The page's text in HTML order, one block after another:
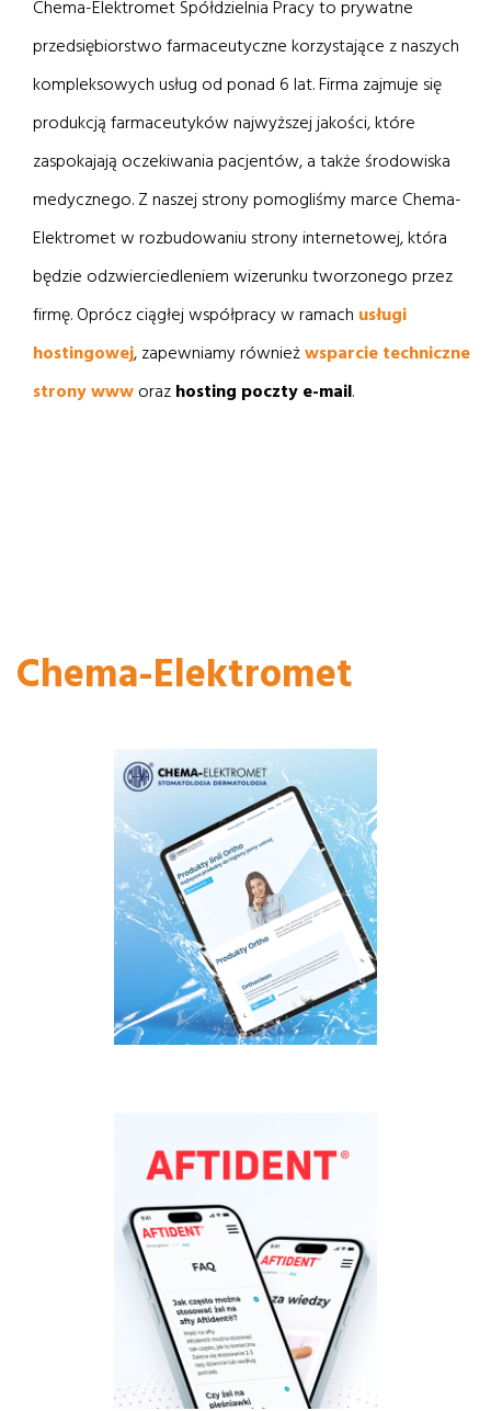
Chema-Elektromet Spółdzielnia Pracy to prywatne
przedsiębiorstwo farmaceutyczne korzystające z naszych
kompleksowych usług od ponad 6 lat. Firma zajmuje się
produkcją farmaceutyków najwyższej jakości, które
zaspokajają oczekiwania pacjentów, a także środowiska
medycznego. Z naszej strony pomogliśmy marce Chema-
Elektromet w rozbudowaniu strony internetowej, która
będzie odzwierciedleniem wizerunku tworzonego przez
firmę. Oprócz ciągłej współpracy w ramach usługi
hostingowej, zapewniamy równieżwsparcie techniczne
strony www oraz hosting poczty e-mail.
Chema-Elektromet